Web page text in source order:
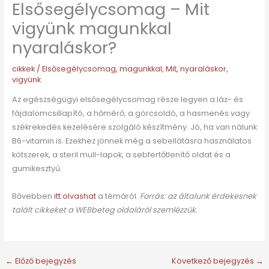
Elsősegélycsomag – Mit
vigyünk magunkkal
nyaraláskor?
cikkek/ Elsősegélycsomag, magunkkal, Mit, nyaraláskor,
vigyünk
Az egészségügyi elsősegélycsomag része legyen a láz- és
fájdalomcsillapító, a hőmérő, a görcsoldó, a hasmenés vagy
székrekedés kezelésére szolgáló készítmény. Jó, ha van nálunk
B6-vitamin is. Ezekhez jönnek még a sebellátásra használatos
kötszerek, a steril mull-lapok, a sebfertőtlenítő oldat és a
gumikesztyű.
Bővebben itt olvashat a témáról. Forrás: az általunk érdekesnek
talált cikkeket a WEBbeteg oldaláról szemlézzük.
← Előző bejegyzés Következő bejegyzés →